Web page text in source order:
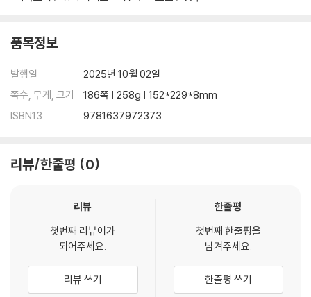
품목정보
발행일
2025년 10월 02일
쪽수, 무게, 크기
186쪽 | 258g | 152*229*8mm
ISBN13
9781637972373
리뷰/한줄평 0
리뷰
첫번째 리뷰어가
되어주세요.
리뷰 쓰기
한줄평
첫번째 한줄평을
남겨주세요.
한줄평 쓰기